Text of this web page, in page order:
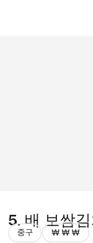
5. 배 보쌈
중구
가